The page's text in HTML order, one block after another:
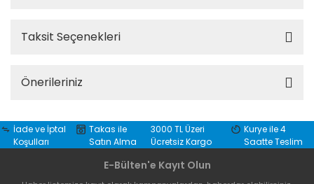
Taksit Seçenekleri
Önerileriniz
İade ve İptal
Koşulları
Takas ile
Satın Alma
3000 TL Üzeri
Ücretsiz Kargo
Kurye ile 4
Saatte Teslim
E-Bülten'e Kayıt Olun